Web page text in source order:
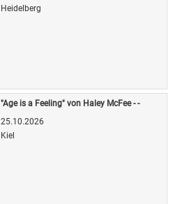
Heidelberg
"Age is a Feeling" von Haley McFee - -
25.10.2026
Kiel